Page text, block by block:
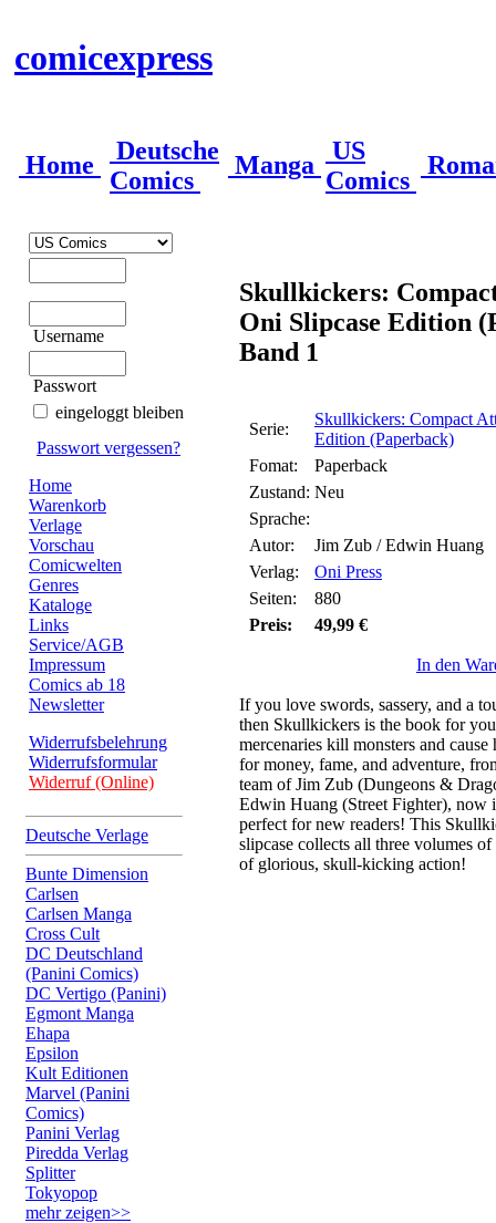
comicexpress
Home
Deutsche
Comics
Manga
US
Comics
Username
Passwort
eingeloggt bleiben
Passwort vergessen?
Home
Warenkorb
Verlage
Vorschau
Comicwelten
Genres
Kataloge
Links
Service/AGB
Impressum
Comics ab 18
Newsletter
Widerrufsbelehrung
Widerrufsformular
Widerruf (Online)
Deutsche Verlage
Bunte Dimension
Carlsen
Carlsen Manga
Cross Cult
DC Deutschland
(Panini Comics)
DC Vertigo (Panini)
Egmont Manga
Ehapa
Epsilon
Kult Editionen
Marvel (Panini
Comics)
Panini Verlag
Piredda Verlag
Splitter
Tokyopop
mehr zeigen>>
Skullkickers:
Oni Slipcase Edition
Band 1
Serie:
Skullkickers: Compact
Edition (Paperback)
Fomat:
Paperback
Zustand: Neu
Sprache:
Autor:
Jim Zub / Edwin Huang
Verlag:
Oni Press
Seiten:
880
Preis:
49,99 €
In den
If you love swords, sassery, and a
then Skullkickers is the book for
mercenaries kill monsters and
for money, fame, and adventure,
team of Jim Zub (Dungeons &
Edwin Huang (Street Fighter), now
perfect for new readers! This
slipcase collects all three volumes
of glorious, skull-kicking action!